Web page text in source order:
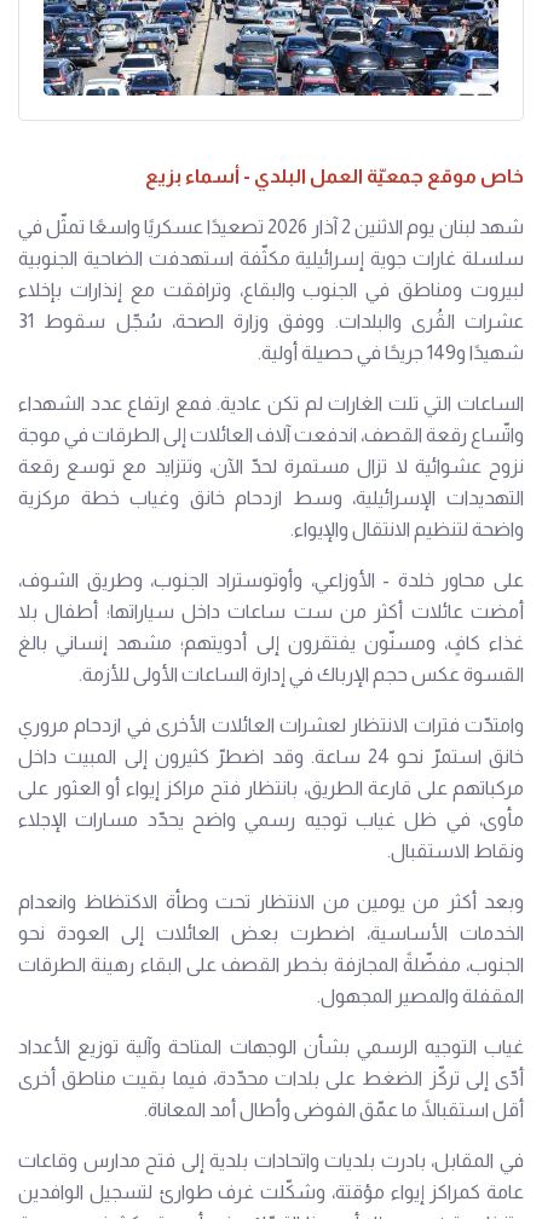
خاص موقع جمعيّة العمل البلدي - أسماء بزيع
شهد لبنان يوم الاثنين 2 آذار 2026 تصعيدًا عسكريًا واسعًا تمثّل في
سلسلة غارات جوية إسرائيلية مكثّفة استهدفت الضاحية الجنوبية
لبيروت ومناطق في الجنوب والبقاع، وترافقت مع إنذارات بإخلاء
عشرات القُرى والبلدات. ووفق وزارة الصحة، سُجّل سقوط 31
شهيدًا و149 جريحًا في حصيلة أولية.
الساعات التي تلت الغارات لم تكن عادية. فمع ارتفاع عدد الشهداء
واتّساع رقعة القصف، اندفعت آلاف العائلات إلى الطرقات في موجة
نزوح عشوائية لا تزال مستمرة لحدّ الآن، وتتزايد مع توسع رقعة
التهديدات الإسرائيلية، وسط ازدحام خانق وغياب خطة مركزية
واضحة لتنظيم الانتقال والإيواء.
على محاور خلدة - الأوزاعي، وأوتوستراد الجنوب، وطريق الشوف،
أمضت عائلات أكثر من ست ساعات داخل سياراتها؛ أطفال بلا
غذاء كافٍ، ومسنّون يفتقرون إلى أدويتهم؛ مشهد إنساني بالغ
القسوة عكس حجم الإرباك في إدارة الساعات الأولى للأزمة.
وامتدّت فترات الانتظار لعشرات العائلات الأخرى في ازدحام مروري
خانق استمرّ نحو 24 ساعة. وقد اضطرّ كثيرون إلى المبيت داخل
مركباتهم على قارعة الطريق، بانتظار فتح مراكز إيواء أو العثور على
مأوى، في ظل غياب توجيه رسمي واضح يحدّد مسارات الإجلاء
ونقاط الاستقبال.
وبعد أكثر من يومين من الانتظار تحت وطأة الاكتظاظ وانعدام
الخدمات الأساسية، اضطرت بعض العائلات إلى العودة نحو
الجنوب، مفضّلةً المجازفة بخطر القصف على البقاء رهينة الطرقات
المقفلة والمصير المجهول.
غياب التوجيه الرسمي بشأن الوجهات المتاحة وآلية توزيع الأعداد
أدّى إلى تركّز الضغط على بلدات محدّدة، فيما بقيت مناطق أخرى
أقل استقبالًا، ما عمّق الفوضى وأطال أمد المعاناة.
في المقابل، بادرت بلديات واتحادات بلدية إلى فتح مدارس وقاعات
عامة كمراكز إيواء مؤقتة، وشكّلت غرف طوارئ لتسجيل الوافدين